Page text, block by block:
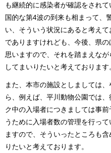
も継続的に感染者が確認をされ
国的な第4波の到来も相まって、
い、そういう状況にあると考え
でありますけれども、今後、県
思いますので、それを踏まえな
してまいりたいと考えております
また、本市の施設としましては
ら、例えば、平川動物公園では
ク中の入場者につきましては事
うために入場者数の管理を行っ
ますので、そういったところも
りたいと考えております。